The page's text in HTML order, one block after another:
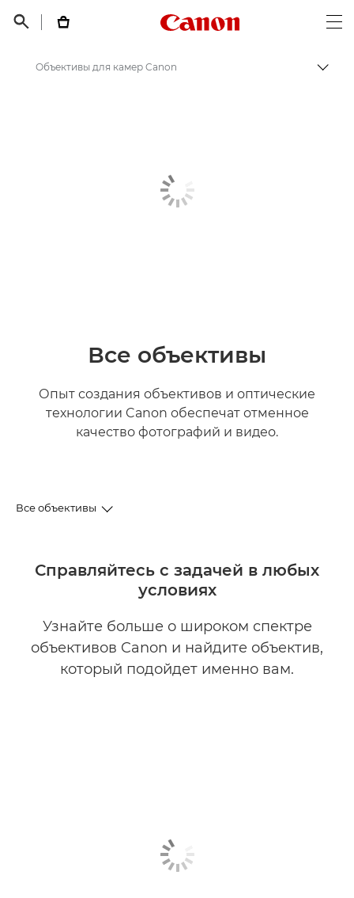
 
Canon Logo, back
Объективы для камер Canon
Все объективы
Опыт создания объективов и оптические
технологии Canon обеспечат отменное
качество фотографий и видео.
Все объективы
Объективы и аксессуары
Нужна помощь в поиске объектива?
Вам также могут быть интересны...
Справляйтесь с задачей в любых
условиях
Узнайте больше о широком спектре
объективов Canon и найдите объектив,
который подойдет именно вам.